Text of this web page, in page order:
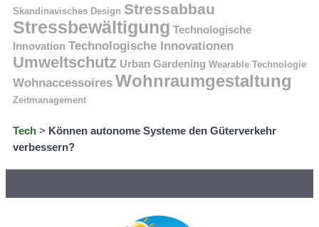
Skandinavisches Design Stressabbau
Stressbewältigung Technologische
Innovation Technologische Innovationen
Umweltschutz Urban Gardening Wearable Technologie
Wohnaccessoires Wohnraumgestaltung
Zeitmanagement
Tech > Können autonome Systeme den Güterverkehr
verbessern?